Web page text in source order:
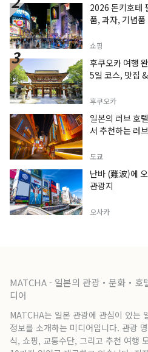
2026 돈키호테
품, 과자, 기념
쇼핑
후쿠오카 여행
5일 코스, 맛집
후쿠오카
일본의 러브 호
서 추천하는 러
도쿄
난바 (難波)에
관광지
오사카
MATCHA - 일본의 관광・문화・호
디어
MATCHA는 일본 관광에 관심이 있는
정보를 소개하는 미디어입니다. 관광
식, 쇼핑, 교통수단, 그리고 추천 여행